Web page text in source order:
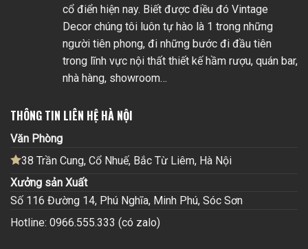
cổ điển hiện nay. Biết được điều đó Vintage
Decor chúng tôi luôn tự hào là 1 trong những
người tiên phong, đi những bước đi đầu tiên
trong lĩnh vực nội thất thiết kế hầm rượu, quán bar,
nhà hàng, showroom…
THÔNG TIN LIÊN HỆ HÀ NỘI
Văn Phòng
38 Trần Cung, Cổ Nhuế, Bắc Từ Liêm, Hà Nội
Xưởng sản Xuất
Số 116 Đường 14, Phú Nghĩa, Minh Phú, Sóc Sơn
Hotline: 0966.555.333 (có zalo)